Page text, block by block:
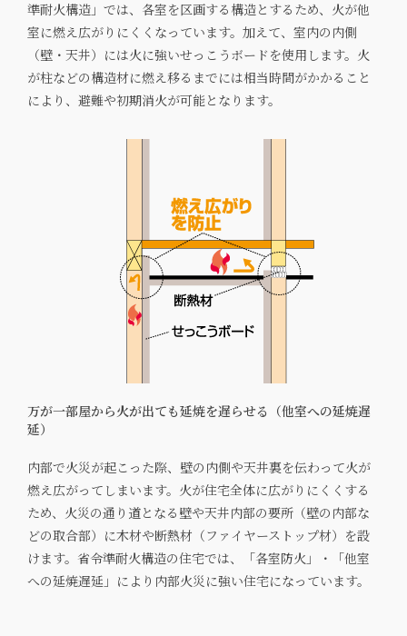
準耐火構造」では、各室を区画する構造とするため、火が他
室に燃え広がりにくくなっています。加えて、室内の内側
（壁・天井）には火に強いせっこうボードを使用します。火
が柱などの構造材に燃え移るまでには相当時間がかかること
により、避難や初期消火が可能となります。
万が一部屋から火が出ても延焼を遅らせる（他室への延焼遅
延）
内部で火災が起こった際、壁の内側や天井裏を伝わって火が
燃え広がってしまいます。火が住宅全体に広がりにくくする
ため、火災の通り道となる壁や天井内部の要所（壁の内部な
どの取合部）に木材や断熱材（ファイヤーストップ材）を設
けます。省令準耐火構造の住宅では、「各室防火」・「他室
への延焼遅延」により内部火災に強い住宅になっています。